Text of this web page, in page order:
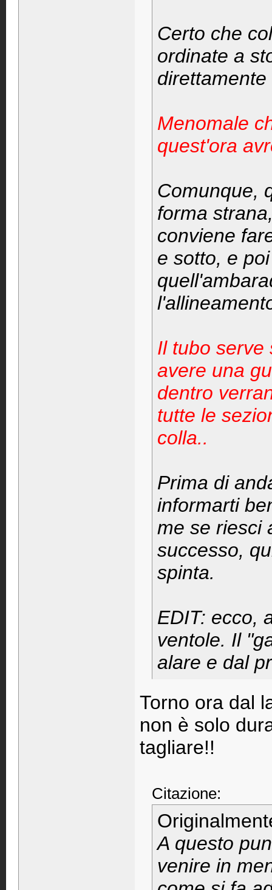
Certo che
ordinate a
Menomale
quest'ora
Comunque,
forma
conviene
e sotto, e
Il tubo serve
avere una
dentro
tutte le
colla..
Prima di
informarti
me se riesci
successo,
spinta.
EDIT: ecco,
ventole. Il
alare e dal
Torno ora dal
non è solo
tagliare!!
Citazione:
A questo
venire in